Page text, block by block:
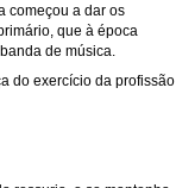
começou a dar os
que à época
de música.
do exercício da profissão